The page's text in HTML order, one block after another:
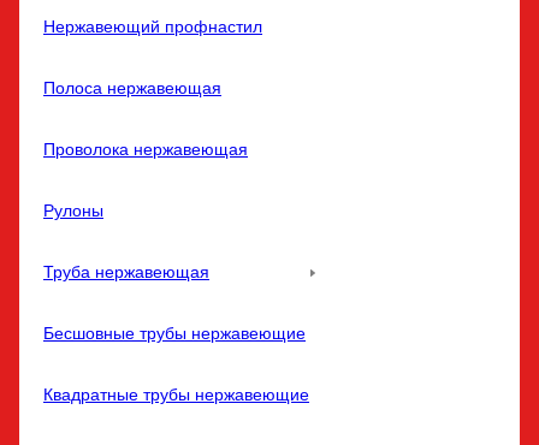
Нержавеющий профнастил
Полоса нержавеющая
Проволока нержавеющая
Рулоны
Труба нержавеющая
Бесшовные трубы нержавеющие
Квадратные трубы нержавеющие